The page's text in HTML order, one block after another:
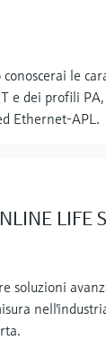
le
e dei profili
Ethernet-APL.
LIFE
soluzioni